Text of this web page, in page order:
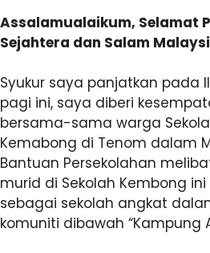
Assalamualaikum, Selamat
Sejahtera dan Salam
Syukur saya panjatkan pada
pagi ini, saya diberi
bersama-sama warga
Kemabong di Tenom dalam
Bantuan Persekolahan
murid di Sekolah Kembong
sebagai sekolah angkat
komuniti dibawah “Kampung